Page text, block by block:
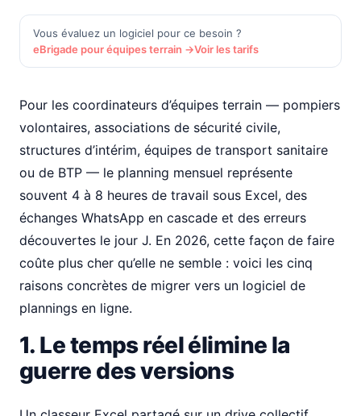
Vous évaluez un logiciel pour ce besoin ?
eBrigade pour équipes terrain →Voir les tarifs
Pour les coordinateurs d’équipes terrain — pompiers
volontaires, associations de sécurité civile,
structures d’intérim, équipes de transport sanitaire
ou de BTP — le planning mensuel représente
souvent 4 à 8 heures de travail sous Excel, des
échanges WhatsApp en cascade et des erreurs
découvertes le jour J. En 2026, cette façon de faire
coûte plus cher qu’elle ne semble : voici les cinq
raisons concrètes de migrer vers un logiciel de
plannings en ligne.
1. Le temps réel élimine la
guerre des versions